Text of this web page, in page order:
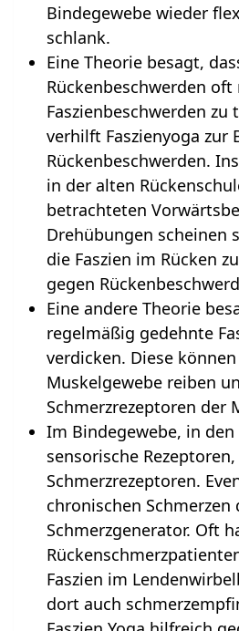
Bindegewebe wieder
schlank.
Eine Theorie besagt,
Rückenbeschwerden oft
Faszienbeschwerden zu
verhilft Faszienyoga zur
Rückenbeschwerden.
in der alten
betrachteten
Drehübungen scheinen
die Faszien im Rücken
gegen
Eine andere Theorie
regelmäßig gedehnte
verdicken. Diese
Muskelgewebe reiben
Schmerzrezeptoren der
Im Bindegewebe, in den
sensorische
Schmerzrezeptoren.
chronischen Schmerzen
Schmerzgenerator. Oft
Faszien im
dort auch